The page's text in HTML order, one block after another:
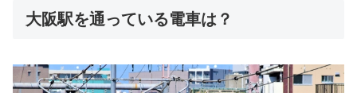
大阪駅を通っている電車は？